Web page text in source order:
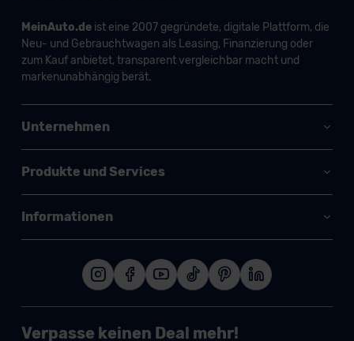
MeinAuto.deist eine 2007 gegründete, digitale Plattform, die
Neu- und Gebrauchtwagen als Leasing, Finanzierung oder
zum Kauf anbietet, transparent vergleichbar macht und
markenunabhängig berät.
Unternehmen
Produkte und Services
Informationen
Verpasse keinen Deal mehr!